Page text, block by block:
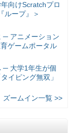
向けScratchプロ
ループ』＞
─ アニメーション
ゲームポータル
─ 大学1年生が個
イピング無双」
ズームイン一覧 >>